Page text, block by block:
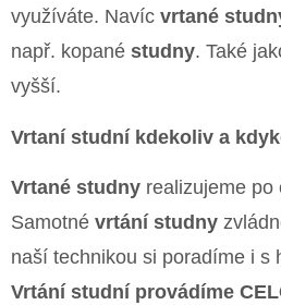
využíváte. Navíc vrtané
např. kopané studny. Také
vyšší.
Vrtaní studní kdekoliv a
Vrtané studny realizujeme po
Samotné vrtání studny
naší technikou si poradíme i s
Vrtání studní provádíme